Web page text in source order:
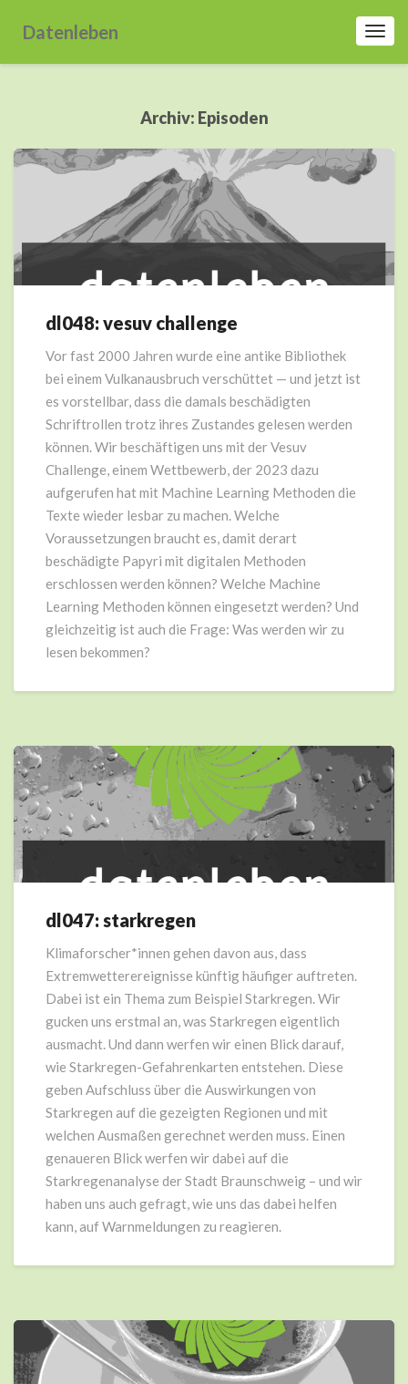
Datenleben
Archiv: Episoden
dl048:
challenge
dl048: vesuv challenge
Vor fast 2000 Jahren wurde eine antike Bibliothek
bei einem Vulkanausbruch verschüttet — und jetzt ist
es vorstellbar, dass die damals beschädigten
Schriftrollen trotz ihres Zustandes gelesen werden
können. Wir beschäftigen uns mit der Vesuv
Challenge, einem Wettbewerb, der 2023 dazu
aufgerufen hat mit Machine Learning Methoden die
Texte wieder lesbar zu machen. Welche
Voraussetzungen braucht es, damit derart
beschädigte Papyri mit digitalen Methoden
erschlossen werden können? Welche Machine
Learning Methoden können eingesetzt werden? Und
gleichzeitig ist auch die Frage: Was werden wir zu
lesen bekommen?
dl047:
dl047: starkregen
Klimaforscher*innen gehen davon aus, dass
Extremwetterereignisse künftig häufiger auftreten.
Dabei ist ein Thema zum Beispiel Starkregen. Wir
gucken uns erstmal an, was Starkregen eigentlich
ausmacht. Und dann werfen wir einen Blick darauf,
wie Starkregen-Gefahrenkarten entstehen. Diese
geben Aufschluss über die Auswirkungen von
Starkregen auf die gezeigten Regionen und mit
welchen Ausmaßen gerechnet werden muss. Einen
genaueren Blick werfen wir dabei auf die
Starkregenanalyse der Stadt Braunschweig – und wir
haben uns auch gefragt, wie uns das dabei helfen
kann, auf Warnmeldungen zu reagieren.